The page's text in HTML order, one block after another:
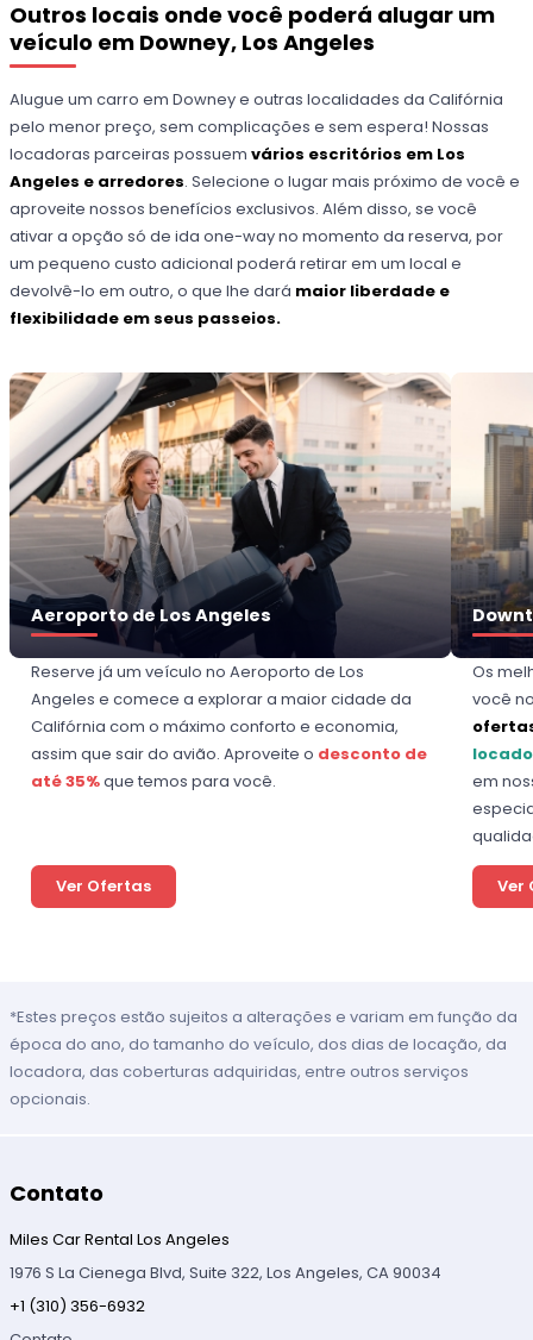
Outros locais onde você poderá alugar um
veículo em Downey, Los Angeles
Alugue um carro em Downey e outras localidades da Califórnia
pelo menor preço, sem complicações e sem espera! Nossas
locadoras parceiras possuemvários escritórios em Los
Angeles e arredores. Selecione o lugar mais próximo de você e
aproveite nossos benefícios exclusivos. Além disso, se você
ativar a opção só de ida one-way no momento da reserva, por
um pequeno custo adicional poderá retirar em um local e
devolvê-lo em outro, o que lhe dará maior liberdade e
flexibilidade em seus passeios.
Aeroporto de Los Angeles
Reserve já um veículo no Aeroporto de Los
Angeles e comece a explorar a maior cidade da
Califórnia com o máximo conforto e economia,
assim que sair do avião. Aproveite o desconto de
até 35%que temos para você.
Ver Ofertas
Os
você
em
Ver
*Estes preços estão sujeitos a alterações e variam em função da
época do ano, do tamanho do veículo, dos dias de locação, da
locadora, das coberturas adquiridas, entre outros serviços
opcionais.
Contato
Miles Car Rental Los Angeles
1976 S La Cienega Blvd, Suite 322, Los Angeles, CA 90034
+1 (310) 356-6932